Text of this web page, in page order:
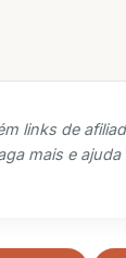
links de
mais e